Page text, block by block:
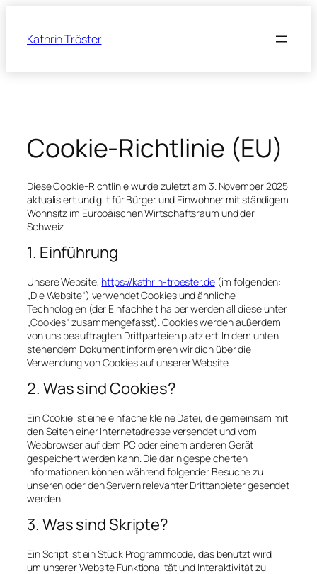
Inhalt
springen
Kathrin Tröster
Cookie-Richtlinie (EU)
Diese Cookie-Richtlinie wurde zuletzt am 3. November 2025
aktualisiert und gilt für Bürger und Einwohner mit ständigem
Wohnsitz im Europäischen Wirtschaftsraum und der
Schweiz.
1. Einführung
Unsere Website, https://kathrin-troester.de(im folgenden:
„Die Website“) verwendet Cookies und ähnliche
Technologien (der Einfachheit halber werden all diese unter
„Cookies“ zusammengefasst). Cookies werden außerdem
von uns beauftragten Drittparteien platziert. In dem unten
stehendem Dokument informieren wir dich über die
Verwendung von Cookies auf unserer Website.
2. Was sind Cookies?
Ein Cookie ist eine einfache kleine Datei, die gemeinsam mit
den Seiten einer Internetadresse versendet und vom
Webbrowser auf dem PC oder einem anderen Gerät
gespeichert werden kann. Die darin gespeicherten
Informationen können während folgender Besuche zu
unseren oder den Servern relevanter Drittanbieter gesendet
werden.
3. Was sind Skripte?
Ein Script ist ein Stück Programmcode, das benutzt wird,
um unserer Website Funktionalität und Interaktivität zu